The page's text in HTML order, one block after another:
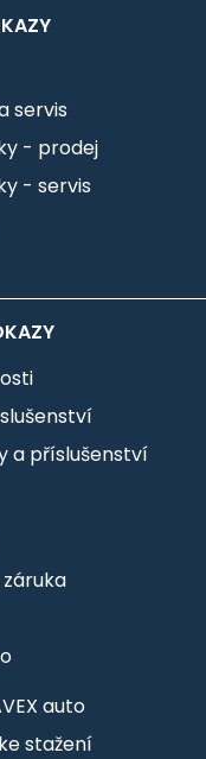
servis
- prodej
- servis
a příslušenství
auto
stažení